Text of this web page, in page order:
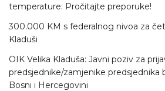
temperature: Pročitajte preporuke!
300.000 KM s federalnog nivoa za
Kladuši
OIK Velika Kladuša: Javni poziv za
predsjednike/zamjenike predsjednika
Bosni i Hercegovini